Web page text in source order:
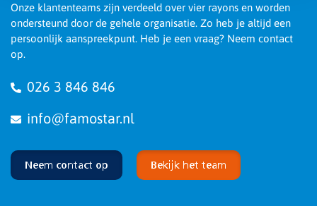
Onze klantenteams zijn verdeeld over vier rayons en worden
ondersteund door de gehele organisatie. Zo heb je altijd een
persoonlijk aanspreekpunt. Heb je een vraag? Neem contact
op.
026 3 846 846
info@famostar.nl
Neem contact op Bekijk het team